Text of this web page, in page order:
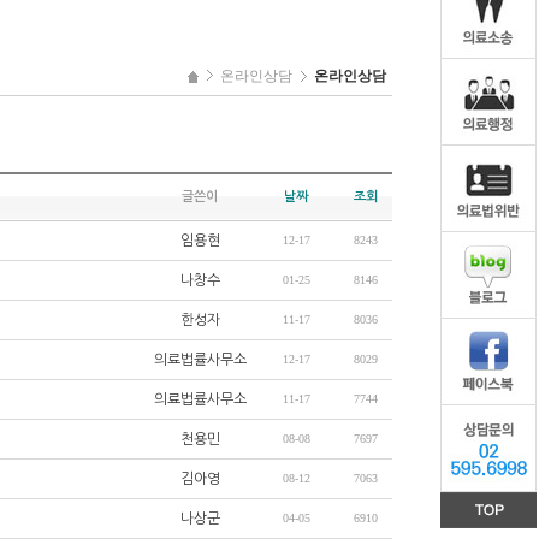
온라인상담 온라인상담
글쓴이 날짜 조회
임용현 12-17 8243
나창수 01-25 8146
한성자 11-17 8036
의료법률사무소 12-17 8029
의료법률사무소 11-17 7744
천용민 08-08 7697
김아영 08-12 7063
나상군 04-05 6910